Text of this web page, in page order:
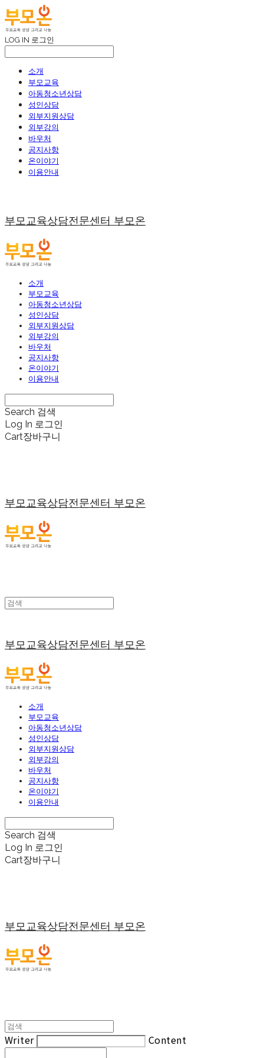
LOG IN 로그인
소개
부모교육
아동청소년상담
성인상담
외부지원상담
외부강의
바우처
공지사항
온이야기
이용안내
부모교육상담전문센터 부모온
소개
부모교육
아동청소년상담
성인상담
외부지원상담
외부강의
바우처
공지사항
온이야기
이용안내
Search 검색
Log In 로그인
Cart장바구니
부모교육상담전문센터 부모온
부모교육상담전문센터 부모온
소개
부모교육
아동청소년상담
성인상담
외부지원상담
외부강의
바우처
공지사항
온이야기
이용안내
Search 검색
Log In 로그인
Cart장바구니
부모교육상담전문센터 부모온
Writer Content